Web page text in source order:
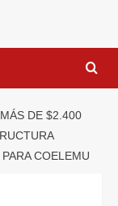
DE $2.400
COELEMU